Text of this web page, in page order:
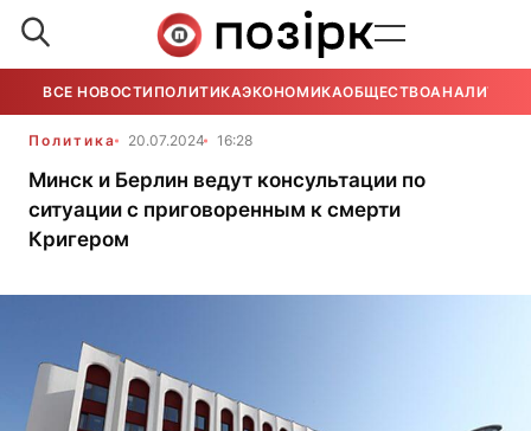
ВСЕ НОВОСТИ ПОЛИТИКАЭКОНОМИКАОБЩЕСТВОАНАЛИТИКА
Политика 20.07.2024 16:28
Минск и Берлин ведут консультации по
ситуации с приговоренным к смерти
Кригером